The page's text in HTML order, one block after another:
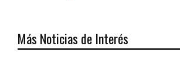
Más Noticias de Interés